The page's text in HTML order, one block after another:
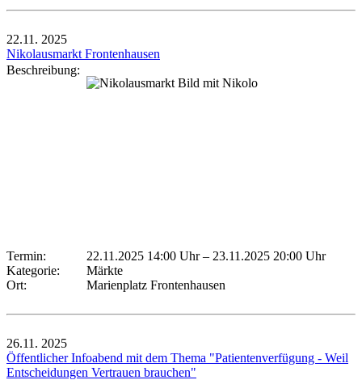
22.11. 2025
Nikolausmarkt Frontenhausen
Beschreibung:
Termin: 22.11.2025 14:00 Uhr– 23.11.2025 20:00 Uhr
Kategorie:
Märkte
Ort:
Marienplatz Frontenhausen
26.11. 2025
Öffentlicher Infoabend mit dem Thema "Patientenverfügung - Weil
Entscheidungen Vertrauen brauchen"